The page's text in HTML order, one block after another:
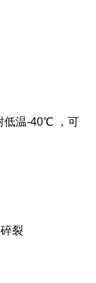
低温-40℃ ，可
裂